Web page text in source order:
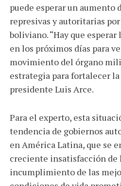
puede esperar un aumento
represivas y autoritarias
boliviano. “Hay que
en los próximos días para
movimiento del órgano
estrategia para fortalecer
presidente Luis Arce.
Para el experto, esta
tendencia de gobiernos
en América Latina, que se
creciente insatisfacción de
incumplimiento de las